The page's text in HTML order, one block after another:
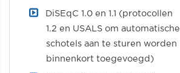
DiSEqC 1.0 en 1.1 (protocollen
1.2 en USALS om automatische
schotels aan te sturen worden
binnenkort toegevoegd)